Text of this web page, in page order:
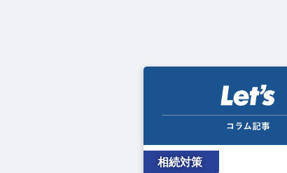
相続対策